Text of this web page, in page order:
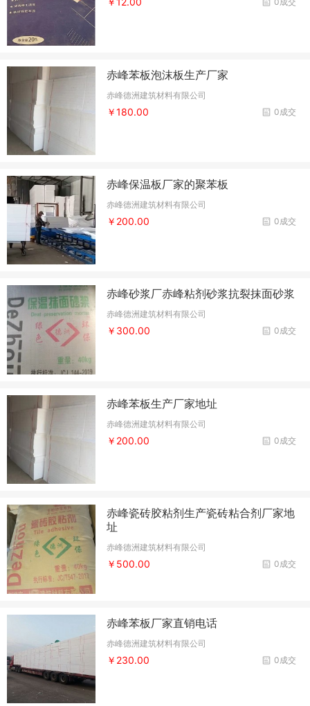
赤峰苯板泡沫板生产厂家
赤峰德洲建筑材料有限公司
0成交
￥180.00
赤峰保温板厂家的聚苯板
赤峰德洲建筑材料有限公司
0成交
￥200.00
赤峰砂浆厂赤峰粘剂砂浆抗裂抹面砂浆
赤峰德洲建筑材料有限公司
0成交
￥300.00
赤峰苯板生产厂家地址
赤峰德洲建筑材料有限公司
0成交
￥200.00
赤峰瓷砖胶粘剂生产瓷砖粘合剂厂家地
址
赤峰德洲建筑材料有限公司
0成交
￥500.00
赤峰苯板厂家直销电话
赤峰德洲建筑材料有限公司
0成交
￥230.00